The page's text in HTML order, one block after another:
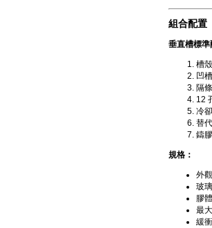
組合配置
垂直槽標準
槽
凹
隔
12
冷
替
鑄
規格：
外
玻
膠
最
緩